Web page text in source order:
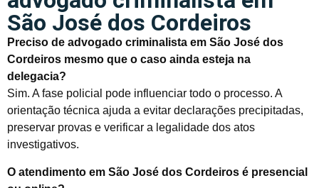
São José dos Cordeiros
Preciso de advogado criminalista em São José dos
Cordeiros mesmo que o caso ainda esteja na
delegacia?
Sim. A fase policial pode influenciar todo o processo. A
orientação técnica ajuda a evitar declarações precipitadas,
preservar provas e verificar a legalidade dos atos
investigativos.
O atendimento em São José dos Cordeiros é presencial